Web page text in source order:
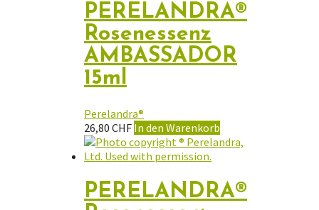
PERELANDRA®
Rosenessenz
AMBASSADOR
15ml
Perelandra®
26,80 CHF In den Warenkorb
PERELANDRA®